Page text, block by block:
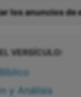
los anuncios de
VERSÍCULO:
y Análisis